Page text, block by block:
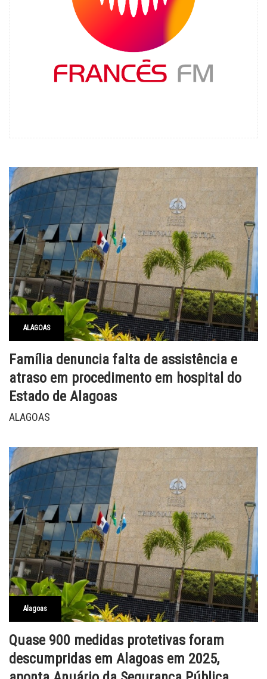
ALAGOAS
Família denuncia falta de assistência e
atraso em procedimento em hospital do
Estado de Alagoas
ALAGOAS
Alagoas
Quase 900 medidas protetivas foram
descumpridas em Alagoas em 2025,